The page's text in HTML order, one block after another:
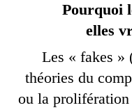
Pourquoi
elles
Les « fakes »
théories du
ou la